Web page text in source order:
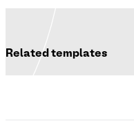
Related templates